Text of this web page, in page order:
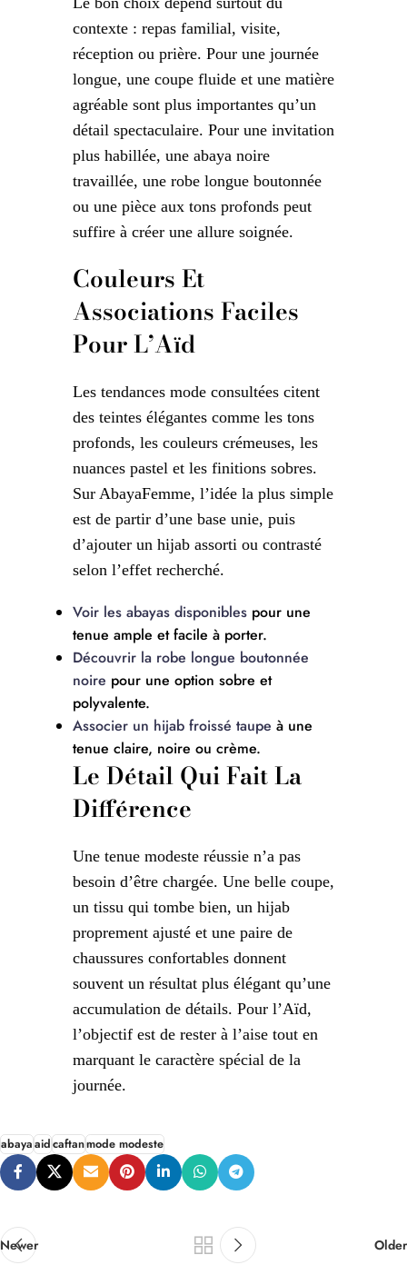
contexte : repas familial, visite,
réception ou prière. Pour une journée
longue, une coupe fluide et une matière
agréable sont plus importantes qu’un
détail spectaculaire. Pour une invitation
plus habillée, une abaya noire
travaillée, une robe longue boutonnée
ou une pièce aux tons profonds peut
suffire à créer une allure soignée.
Couleurs Et
Associations Faciles
Pour L’Aïd
Les tendances mode consultées citent
des teintes élégantes comme les tons
profonds, les couleurs crémeuses, les
nuances pastel et les finitions sobres.
Sur AbayaFemme, l’idée la plus simple
est de partir d’une base unie, puis
d’ajouter un hijab assorti ou contrasté
selon l’effet recherché.
Voir les abayas disponibles pour une
tenue ample et facile à porter.
Découvrir la robe longue boutonnée
noire pour une option sobre et
polyvalente.
Associer un hijab froissé taupe à une
tenue claire, noire ou crème.
Le Détail Qui Fait La
Différence
Une tenue modeste réussie n’a pas
besoin d’être chargée. Une belle coupe,
un tissu qui tombe bien, un hijab
proprement ajusté et une paire de
chaussures confortables donnent
souvent un résultat plus élégant qu’une
accumulation de détails. Pour l’Aïd,
l’objectif est de rester à l’aise tout en
marquant le caractère spécial de la
journée.
abayaaidcaftanmode modeste
Newer Older